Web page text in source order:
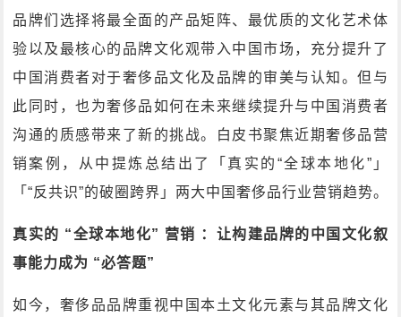
品牌们选择将最全面的产品矩阵、最优质的文化艺术体
验以及最核心的品牌文化观带入中国市场，充分提升了
中国消费者对于奢侈品文化及品牌的审美与认知。但与
此同时，也为奢侈品如何在未来继续提升与中国消费者
沟通的质感带来了新的挑战。白皮书聚焦近期奢侈品营
销案例，从中提炼总结出了「真实的“全球本地化”」
「“反共识”的破圈跨界」两大中国奢侈品行业营销趋势。
真实的 “全球本地化” 营销 ：让构建品牌的中国文化叙
事能力成为 “必答题”
如今，奢侈品品牌重视中国本土文化元素与其品牌文化